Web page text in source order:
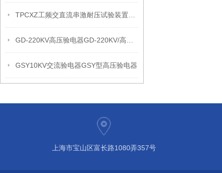
GSY10KV交流验电器GSY型高压验电器
上海市宝山区富长路1080弄357号